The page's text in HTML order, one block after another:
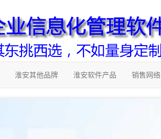
淮安其他品牌 淮安软件产品 销售网络